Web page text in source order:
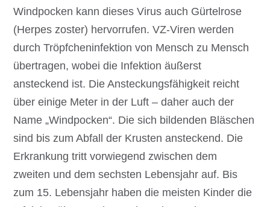
Windpocken kann dieses Virus auch Gürtelrose
(Herpes zoster) hervorrufen. VZ-Viren werden
durch Tröpfcheninfektion von Mensch zu Mensch
übertragen, wobei die Infektion äußerst
ansteckend ist. Die Ansteckungsfähigkeit reicht
über einige Meter in der Luft – daher auch der
Name „Windpocken“. Die sich bildenden Bläschen
sind bis zum Abfall der Krusten ansteckend. Die
Erkrankung tritt vorwiegend zwischen dem
zweiten und dem sechsten Lebensjahr auf. Bis
zum 15. Lebensjahr haben die meisten Kinder die